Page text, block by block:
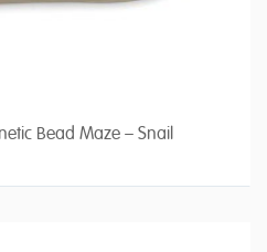
Bead Maze – Snail